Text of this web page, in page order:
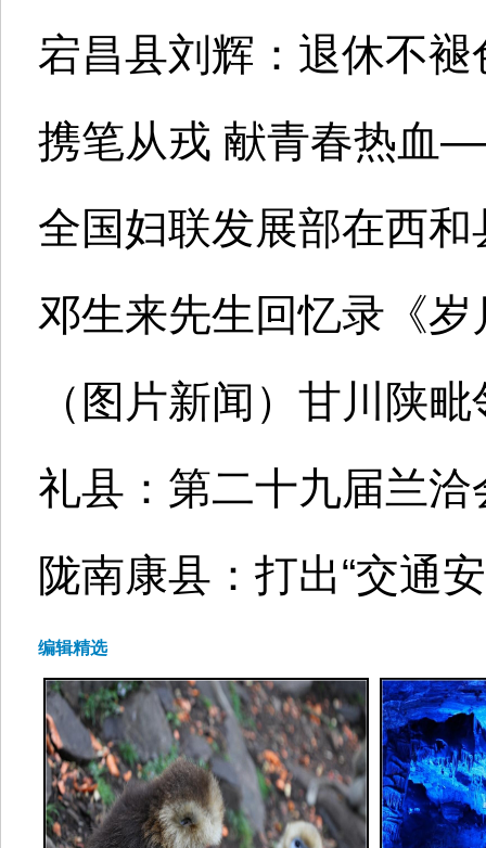
宕昌县刘辉：退休不
携笔从戎 献青春热血
全国妇联发展部在西
邓生来先生回忆录《
（图片新闻）甘川陕
礼县：第二十九届兰
陇南康县：打出“交通
编辑精选